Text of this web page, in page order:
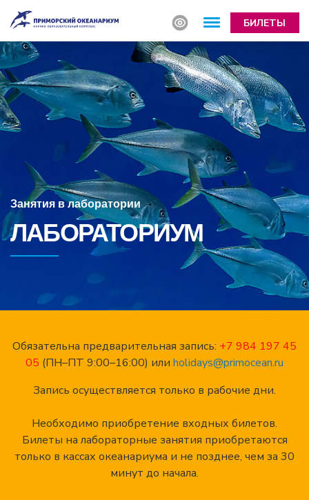
БИЛЕТЫ
Занятия в лаборатории
ЛАБОРАТОРИУМ
Обязательна предварительная запись: +7 984 197 45
05 (ПН–ПТ 9:00–16:00) или holidays@primocean.ru
Запись осуществляется только в рабочие дни.
Необходимо приобретение входных билетов.
Билеты на лабораторные занятия приобретаются
только в кассах океанариума и не позднее, чем за 30
минут до начала.